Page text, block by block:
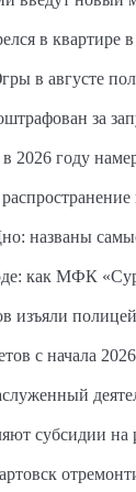
в квартире
в августе
за
2026 году
названы
как МФК
изъяли
с начала
субсидии на